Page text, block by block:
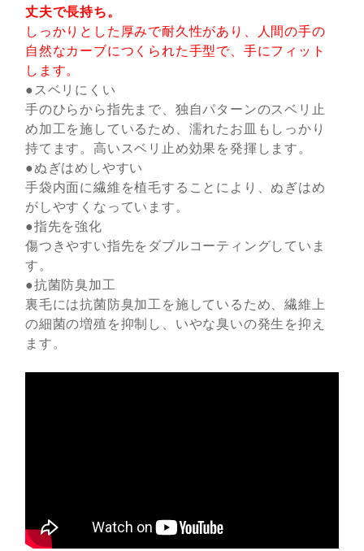
丈夫で長持ち。
しっかりとした厚みで耐久性があり、人間の手の
自然なカーブにつくられた手型で、手にフィット
します。
●スベリにくい
手のひらから指先まで、独自パターンのスベリ止
め加工を施しているため、濡れたお皿もしっかり
持てます。高いスベリ止め効果を発揮します。
●ぬぎはめしやすい
手袋内面に繊維を植毛することにより、ぬぎはめ
がしやすくなっています。
●指先を強化
傷つきやすい指先をダブルコーティングしていま
す。
●抗菌防臭加工
裏毛には抗菌防臭加工を施しているため、繊維上
の細菌の増殖を抑制し、いやな臭いの発生を抑え
ます。